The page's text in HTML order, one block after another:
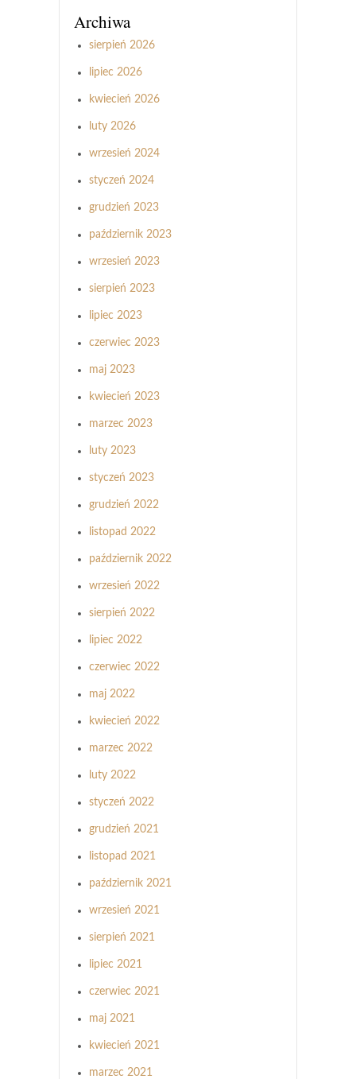
Archiwa
sierpień 2026
lipiec 2026
kwiecień 2026
luty 2026
wrzesień 2024
styczeń 2024
grudzień 2023
październik 2023
wrzesień 2023
sierpień 2023
lipiec 2023
czerwiec 2023
maj 2023
kwiecień 2023
marzec 2023
luty 2023
styczeń 2023
grudzień 2022
listopad 2022
październik 2022
wrzesień 2022
sierpień 2022
lipiec 2022
czerwiec 2022
maj 2022
kwiecień 2022
marzec 2022
luty 2022
styczeń 2022
grudzień 2021
listopad 2021
październik 2021
wrzesień 2021
sierpień 2021
lipiec 2021
czerwiec 2021
maj 2021
kwiecień 2021
marzec 2021